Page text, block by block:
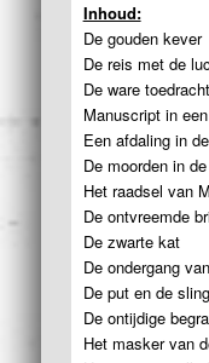
Inhoud:
De gouden kever
De reis met de
De ware
Manuscript in
Een afdaling in
De moorden in
Het raadsel van
De ontvreemde
De zwarte kat
De ondergang
De put en de
De ontijdige
Het masker van